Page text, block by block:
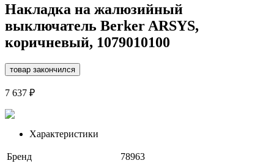
Накладка на жалюзийный
выключатель Berker ARSYS,
коричневый, 1079010100
товар закончился
7 637 ₽
Характеристики
Бренд
78963